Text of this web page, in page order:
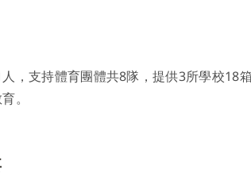
，支持體育團體共8隊，提供3所學校18
。